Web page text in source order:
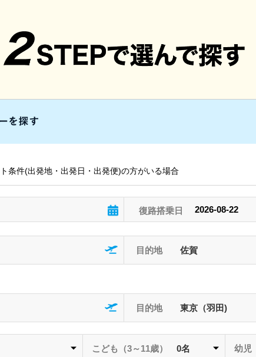
条件(出発地・出発日・出発便)の方がいる場合
目的地 佐賀
目的地 東京（羽田)
こども （3～11歳） 0名 幼児